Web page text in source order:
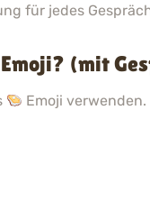
für jedes
(mit
Emoji verwenden.